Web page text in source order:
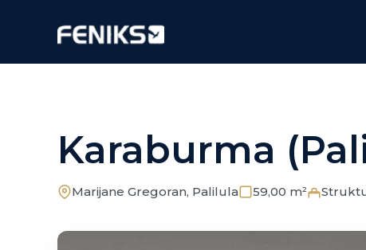
Karaburma
Marijane Gregoran, Palilula 59,00 m²